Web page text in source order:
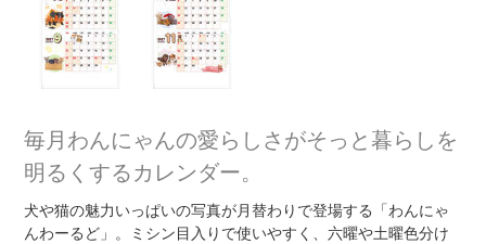
毎月わんにゃんの愛らしさがそっと暮らしを
明るくするカレンダー。
犬や猫の魅力いっぱいの写真が月替わりで登場する「わんにゃ
んわーるど」。ミシン目入りで使いやすく、六曜や土曜色分け